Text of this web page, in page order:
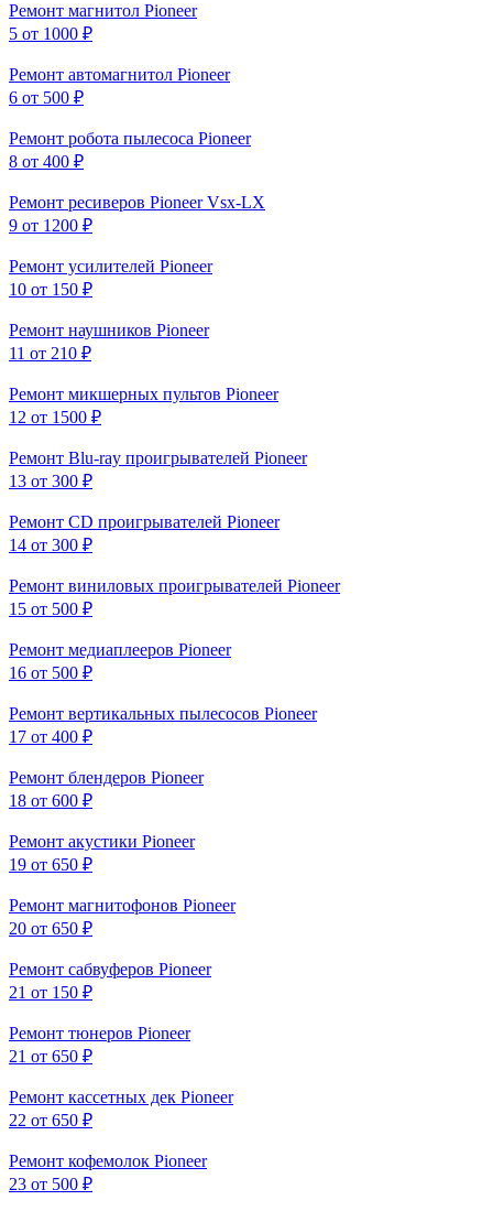
Ремонт магнитол Pioneer
5 от 1000 ₽
Ремонт автомагнитол Pioneer
6 от 500 ₽
Ремонт робота пылесоса Pioneer
8 от 400 ₽
Ремонт ресиверов Pioneer Vsx-LX
9 от 1200 ₽
Ремонт усилителей Pioneer
10 от 150 ₽
Ремонт наушников Pioneer
11 от 210 ₽
Ремонт микшерных пультов Pioneer
12 от 1500 ₽
Ремонт Blu-ray проигрывателей Pioneer
13 от 300 ₽
Ремонт CD проигрывателей Pioneer
14 от 300 ₽
Ремонт виниловых проигрывателей Pioneer
15 от 500 ₽
Ремонт медиаплееров Pioneer
16 от 500 ₽
Ремонт вертикальных пылесосов Pioneer
17 от 400 ₽
Ремонт блендеров Pioneer
18 от 600 ₽
Ремонт акустики Pioneer
19 от 650 ₽
Ремонт магнитофонов Pioneer
20 от 650 ₽
Ремонт сабвуферов Pioneer
21 от 150 ₽
Ремонт тюнеров Pioneer
21 от 650 ₽
Ремонт кассетных дек Pioneer
22 от 650 ₽
Ремонт кофемолок Pioneer
23 от 500 ₽